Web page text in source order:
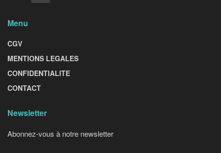
Menu
CGV
MENTIONS LEGALES
CONFIDENTIALITE
CONTACT
Newsletter
Abonnez-vous à notre newsletter